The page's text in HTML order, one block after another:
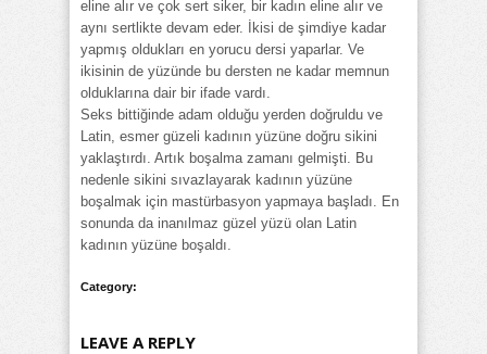
eline alır ve çok sert siker, bir kadın eline alır ve
aynı sertlikte devam eder. İkisi de şimdiye kadar
yapmış oldukları en yorucu dersi yaparlar. Ve
ikisinin de yüzünde bu dersten ne kadar memnun
olduklarına dair bir ifade vardı.
Seks bittiğinde adam olduğu yerden doğruldu ve
Latin, esmer güzeli kadının yüzüne doğru sikini
yaklaştırdı. Artık boşalma zamanı gelmişti. Bu
nedenle sikini sıvazlayarak kadının yüzüne
boşalmak için mastürbasyon yapmaya başladı. En
sonunda da inanılmaz güzel yüzü olan Latin
kadının yüzüne boşaldı.
Category:
LEAVE A REPLY